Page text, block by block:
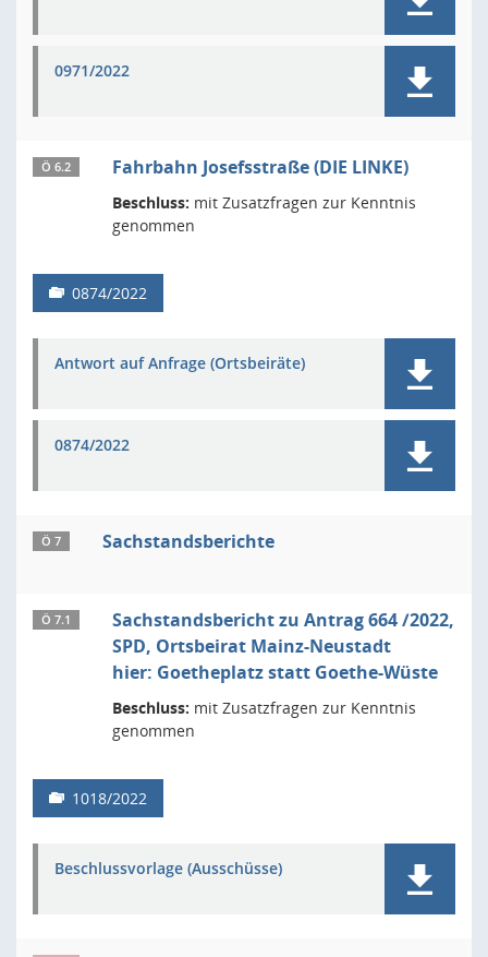
0971/2022
Ö 6.2 Fahrbahn Josefsstraße (DIE LINKE)
Beschluss: mit Zusatzfragen zur Kenntnis
genommen
0874/2022
Antwort auf Anfrage (Ortsbeiräte)
0874/2022
Ö 7 Sachstandsberichte
Ö 7.1
Sachstandsbericht zu Antrag 664 /2022,
SPD, Ortsbeirat Mainz-Neustadt
hier: Goetheplatz statt Goethe-Wüste
Beschluss: mit Zusatzfragen zur Kenntnis
genommen
1018/2022
Beschlussvorlage (Ausschüsse)